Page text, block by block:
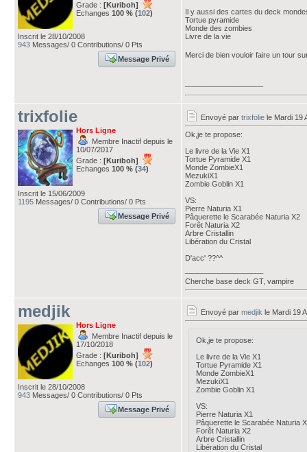
Grade : [Kuriboh]
Echanges 100 % (102)
Inscrit le 28/10/2008
943 Messages/ 0 Contributions/ 0 Pts
Message Privé
Il y aussi des cartes du deck
Tortue pyramide
Monde des zombies
Livre de la vie
Merci de bien vouloir faire un tour
trixfolie
Hors Ligne
Membre Inactif depuis le
10/07/2017
Grade : [Kuriboh]
Echanges 100 % (34)
Inscrit le 15/06/2009
1195 Messages/ 0 Contributions/ 0 Pts
Message Privé
Envoyé par trixfolie le Mardi 19
Ok,je te propose:
Le livre de la Vie X1
Tortue Pyramide X1
Monde ZombieX1
MezukiX1
Zombie Goblin X1
VS:
Pierre Naturia X1
Pâquerette le Scarabée Naturia X2
Forêt Naturia X2
Arbre Cristallin
Libération du Cristal
D'acc' ??^^
Cherche base deck GT, vampire
medjik
Hors Ligne
Membre Inactif depuis le
17/10/2018
Grade : [Kuriboh]
Echanges 100 % (102)
Inscrit le 28/10/2008
943 Messages/ 0 Contributions/ 0 Pts
Message Privé
Envoyé par medjik le Mardi 19
Ok,je te propose:
Le livre de la Vie X1
Tortue Pyramide X1
Monde ZombieX1
MezukiX1
Zombie Goblin X1
VS:
Pierre Naturia X1
Pâquerette le Scarabée Naturia
Forêt Naturia X2
Arbre Cristallin
Libération du Cristal